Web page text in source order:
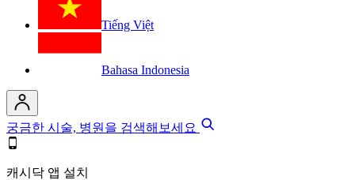
Tiếng Việt
Bahasa Indonesia
궁금한 시술, 병원을 검색해보세요
캐시닥 앱 설치